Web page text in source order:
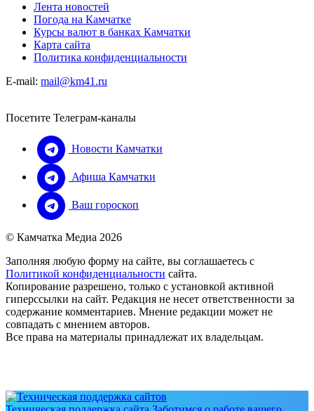
Лента новостей
Погода на Камчатке
Курсы валют в банках Камчатки
Карта сайта
Политика конфиденциальности
E-mail: mail@km41.ru
Посетите Телеграм-каналы
Новости Камчатки
Афиша Камчатки
Ваш гороскоп
© Камчатка Медиа 2026
Заполняя любую форму на сайте, вы соглашаетесь с
Политикой конфиденциальности сайта.
Копирование разрешено, только с установкой активной
гиперссылки на сайт. Редакция не несет ответственности за
содержание комментариев. Мнение редакции может не
совпадать с мнением авторов.
Все права на материалы принадлежат их владельцам.